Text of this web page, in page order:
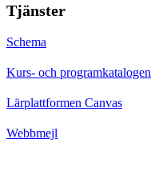
Tjänster
Schema
Kurs- och programkatalogen
Lärplattformen Canvas
Webbmejl